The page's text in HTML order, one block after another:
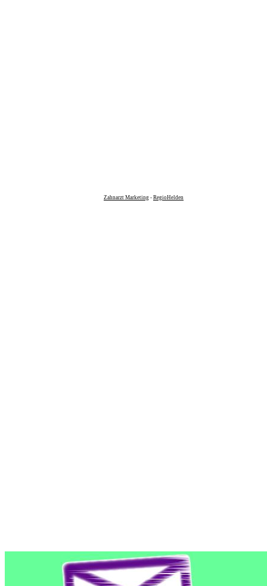
Zahnarzt Marketing - RegioHelden